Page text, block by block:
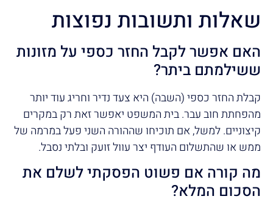
שאלות ותשובות נפוצות
האם אפשר לקבל החזר כספי על מזונות
ששילמתם ביתר?
קבלת החזר כספי (השבה) היא צעד נדיר וחריג עוד יותר
מהפחתת חוב עבר. בית המשפט יאפשר זאת רק במקרים
קיצוניים. למשל, אם תוכיחו שההורה השני פעל במרמה של
ממש או שהתשלום העודף יצר עוול זועק ובלתי נסבל.
מה קורה אם פשוט הפסקתי לשלם את
הסכום המלא?